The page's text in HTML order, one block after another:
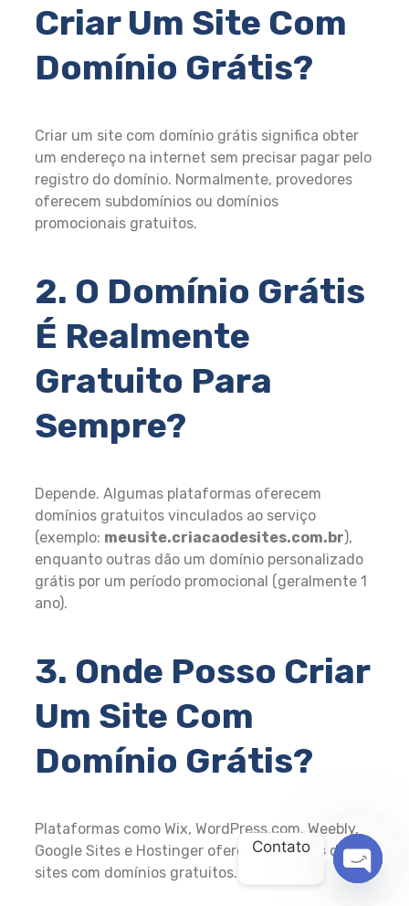
Criar Um Site Com
Domínio Grátis?
Criar um site com domínio grátis significa obter
um endereço na internet sem precisar pagar pelo
registro do domínio. Normalmente, provedores
oferecem subdomínios ou domínios
promocionais gratuitos.
2. O Domínio Grátis
É Realmente
Gratuito Para
Sempre?
Depende. Algumas plataformas oferecem
domínios gratuitos vinculados ao serviço
(exemplo: meusite.criacaodesites.com.br),
enquanto outras dão um domínio personalizado
grátis por um período promocional (geralmente 1
ano).
3. Onde Posso Criar
Um Site Com
Domínio Grátis?
Plataformas como Wix, WordPress.com, Weebly,
Google Sites e Hostinger oferecem opções de
sites com domínios gratuitos.
Contato